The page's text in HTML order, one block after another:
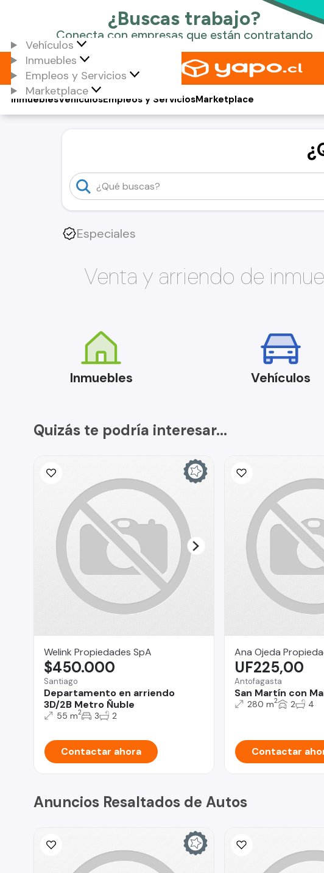
Vehículos
Inmuebles
Empleos y Servicios
Marketplace
Vehículos
Inmuebles Empleos y ServiciosMarketplace
Especiales
Venta y arriendo de
Inmuebles Vehículos
Quizás te podría interesar...
Welink Propiedades SpA
Santiago
Departamento en arriendo
3D/2B Metro Ñuble
$450.000
55 m2 3 2
Contactar ahora
Ana Ojeda
Antofagasta
San Martín con
UF225,00
280 m2 2 4
Contactar
Anuncios Resaltados de Autos